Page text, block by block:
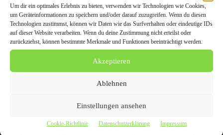
Um dir ein optimales Erlebnis zu bieten, verwenden wir Technologien wie Cookies,
um Geräteinformationen zu speichern und/oder darauf zuzugreifen. Wenn du diesen
Technologien zustimmst, können wir Daten wie das Surfverhalten oder eindeutige IDs
auf dieser Website verarbeiten. Wenn du deine Zustimmung nicht erteilst oder
zurückziehst, können bestimmte Merkmale und Funktionen beeinträchtigt werden.
Akzeptieren
Ablehnen
Einstellungen ansehen
Cookie-Richtlinie Datenschutzerklärung Impressum
Themen zum Beitrag
Autoankauf Wuppertal,
wenn Ihr Auto in die Jahre
kommt
autoankauf Autoankauf Wuppertal
Fahrzeug Gebrauchtwagen Motorschaden